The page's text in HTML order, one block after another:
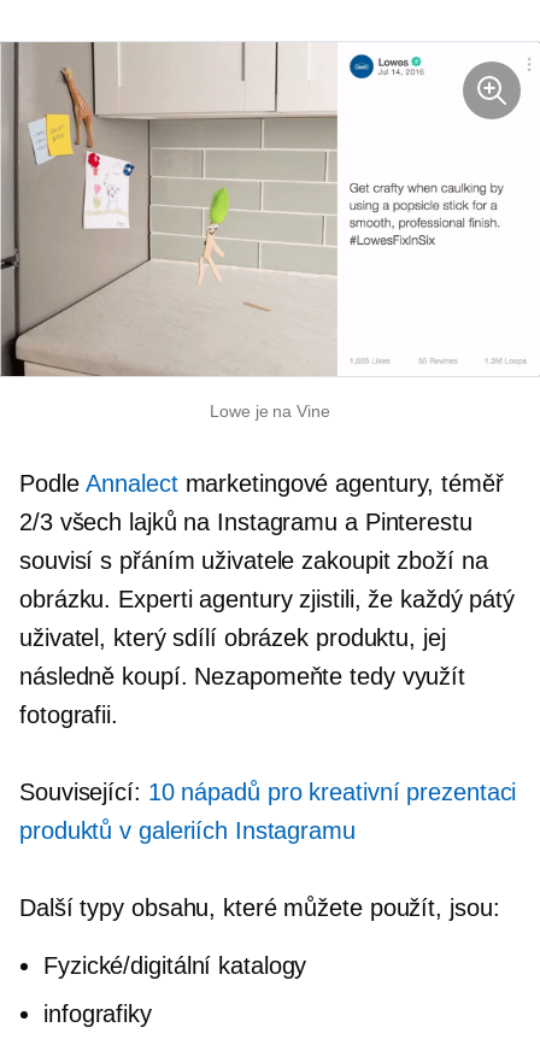
Lowe je na Vine
PodleAnnalectmarketingové agentury, téměř
2/3 všech lajků na Instagramu a Pinterestu
souvisí s přáním uživatele zakoupit zboží na
obrázku. Experti agentury zjistili, že každý pátý
uživatel, který sdílí obrázek produktu, jej
následně koupí. Nezapomeňte tedy využít
fotografii.
Související: 10 nápadů pro kreativní prezentaci
produktů v galeriích Instagramu
Další typy obsahu, které můžete použít, jsou:
Fyzické/digitální katalogy
infografiky